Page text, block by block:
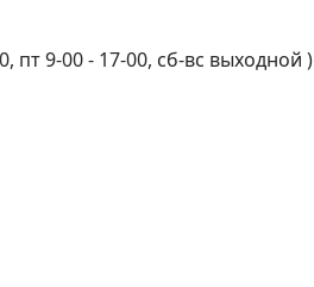
пт 9-00 - 17-00, сб-вс выходной )